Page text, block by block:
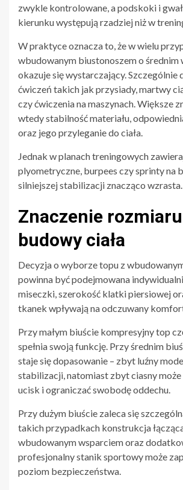
zwykle kontrolowane, a podskoki i
kierunku występują rzadziej niż w
W praktyce oznacza to, że w wielu
wbudowanym biustonoszem o średnim
okazuje się wystarczający. Szczególnie
ćwiczeń takich jak przysiady, martwy
czy ćwiczenia na maszynach. Większe
wtedy stabilność materiału,
oraz jego przyleganie do ciała.
Jednak w planach treningowych
plyometryczne, burpees czy sprinty na
silniejszej stabilizacji znacząco wzrasta.
Znaczenie
budowy ciała
Decyzja o wyborze topu z
powinna być podejmowana
miseczki, szerokość klatki piersiowej
tkanek wpływają na odczuwany
Przy małym biuście kompresyjny top
spełnia swoją funkcję. Przy średnim
staje się dopasowanie – zbyt luźny
stabilizacji, natomiast zbyt ciasny
ucisk i ograniczać swobodę oddechu.
Przy dużym biuście zaleca się
takich przypadkach konstrukcja
wbudowanym wsparciem oraz
profesjonalny stanik sportowy może
poziom bezpieczeństwa.